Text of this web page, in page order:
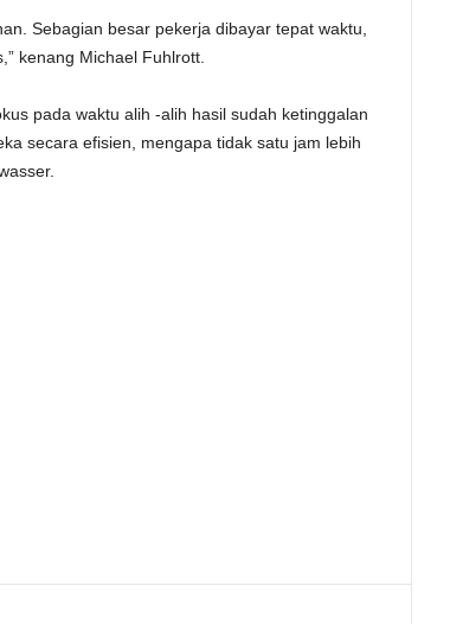
Sebagian besar pekerja dibayar tepat waktu,
kenang Michael Fuhlrott.
pada waktu alih -alih hasil sudah ketinggalan
secara efisien, mengapa tidak satu jam lebih